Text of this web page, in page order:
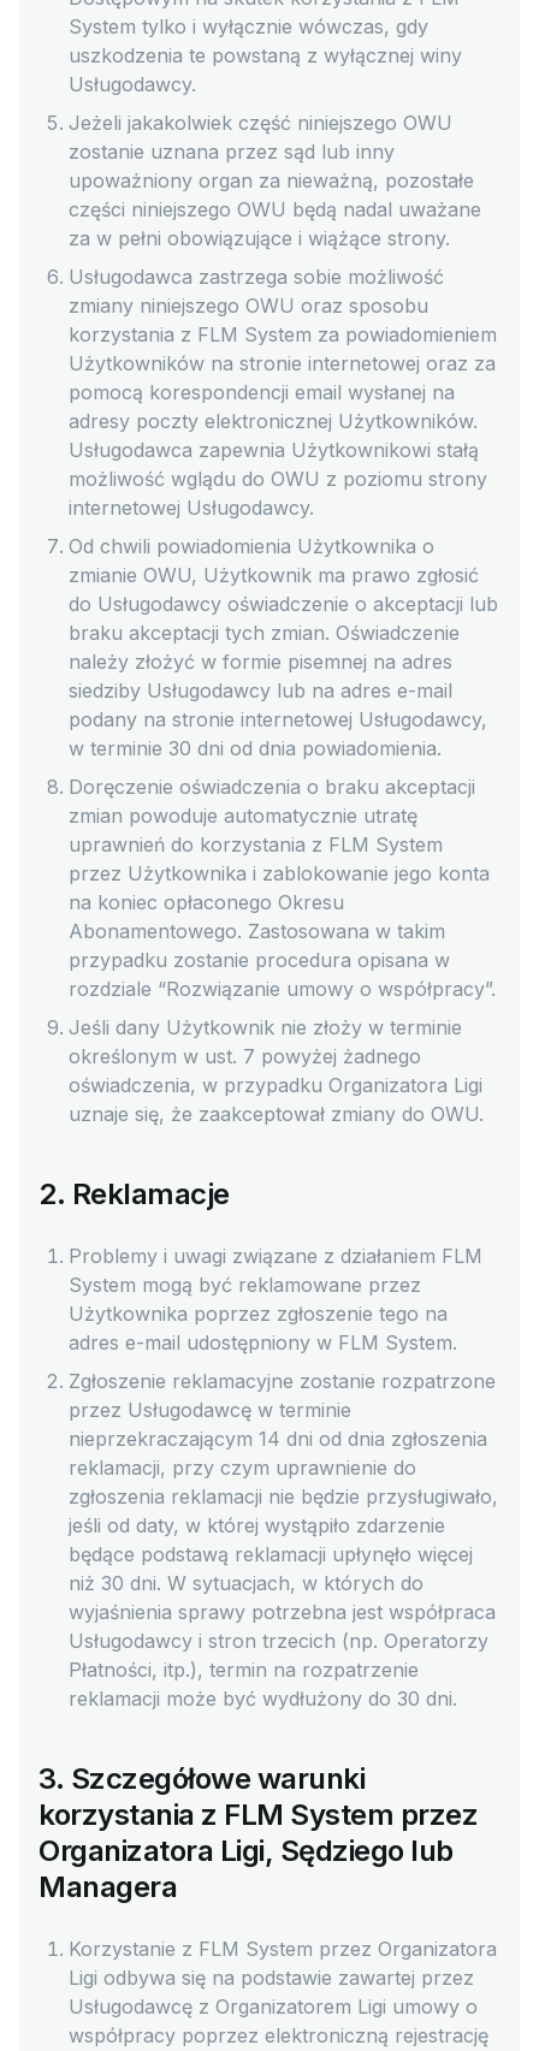
System tylko i wyłącznie wówczas, gdy
uszkodzenia te powstaną z wyłącznej winy
Usługodawcy.
Jeżeli jakakolwiek część niniejszego OWU
zostanie uznana przez sąd lub inny
upoważniony organ za nieważną, pozostałe
części niniejszego OWU będą nadal uważane
za w pełni obowiązujące i wiążące strony.
Usługodawca zastrzega sobie możliwość
zmiany niniejszego OWU oraz sposobu
korzystania z FLM System za powiadomieniem
Użytkowników na stronie internetowej oraz za
pomocą korespondencji email wysłanej na
adresy poczty elektronicznej Użytkowników.
Usługodawca zapewnia Użytkownikowi stałą
możliwość wglądu do OWU z poziomu strony
internetowej Usługodawcy.
Od chwili powiadomienia Użytkownika o
zmianie OWU, Użytkownik ma prawo zgłosić
do Usługodawcy oświadczenie o akceptacji lub
braku akceptacji tych zmian. Oświadczenie
należy złożyć w formie pisemnej na adres
siedziby Usługodawcy lub na adres e-mail
podany na stronie internetowej Usługodawcy,
w terminie 30 dni od dnia powiadomienia.
Doręczenie oświadczenia o braku akceptacji
zmian powoduje automatycznie utratę
uprawnień do korzystania z FLM System
przez Użytkownika i zablokowanie jego konta
na koniec opłaconego Okresu
Abonamentowego. Zastosowana w takim
przypadku zostanie procedura opisana w
rozdziale “Rozwiązanie umowy o współpracy”.
Jeśli dany Użytkownik nie złoży w terminie
określonym w ust. 7 powyżej żadnego
oświadczenia, w przypadku Organizatora Ligi
uznaje się, że zaakceptował zmiany do OWU.
2. Reklamacje
Problemy i uwagi związane z działaniem FLM
System mogą być reklamowane przez
Użytkownika poprzez zgłoszenie tego na
adres e-mail udostępniony w FLM System.
Zgłoszenie reklamacyjne zostanie rozpatrzone
przez Usługodawcę w terminie
nieprzekraczającym 14 dni od dnia zgłoszenia
reklamacji, przy czym uprawnienie do
zgłoszenia reklamacji nie będzie przysługiwało,
jeśli od daty, w której wystąpiło zdarzenie
będące podstawą reklamacji upłynęło więcej
niż 30 dni. W sytuacjach, w których do
wyjaśnienia sprawy potrzebna jest współpraca
Usługodawcy i stron trzecich (np. Operatorzy
Płatności, itp.), termin na rozpatrzenie
reklamacji może być wydłużony do 30 dni.
3. Szczegółowe warunki
korzystania z FLM System przez
Organizatora Ligi, Sędziego lub
Managera
Korzystanie z FLM System przez Organizatora
Ligi odbywa się na podstawie zawartej przez
Usługodawcę z Organizatorem Ligi umowy o
współpracy poprzez elektroniczną rejestrację